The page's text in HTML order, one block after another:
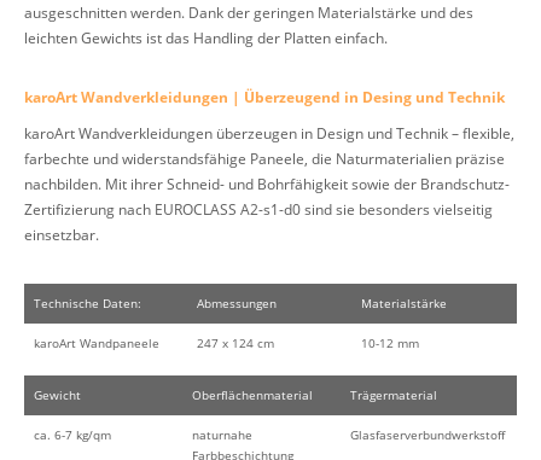
ausgeschnitten werden. Dank der geringen Materialstärke und des
leichten Gewichts ist das Handling der Platten einfach.
karoArt Wandverkleidungen | Überzeugend in Desing und Technik
karoArt Wandverkleidungen überzeugen in Design und Technik – flexible,
farbechte und widerstandsfähige Paneele, die Naturmaterialien präzise
nachbilden. Mit ihrer Schneid- und Bohrfähigkeit sowie der Brandschutz-
Zertifizierung nach EUROCLASS A2-s1-d0 sind sie besonders vielseitig
einsetzbar.
Technische Daten: Abmessungen Materialstärke
karoArt Wandpaneele 247 x 124 cm 10-12 mm
Gewicht Oberflächenmaterial Trägermaterial
ca. 6-7 kg/qm
naturnahe
Farbbeschichtung
Glasfaserverbundwerkstoff